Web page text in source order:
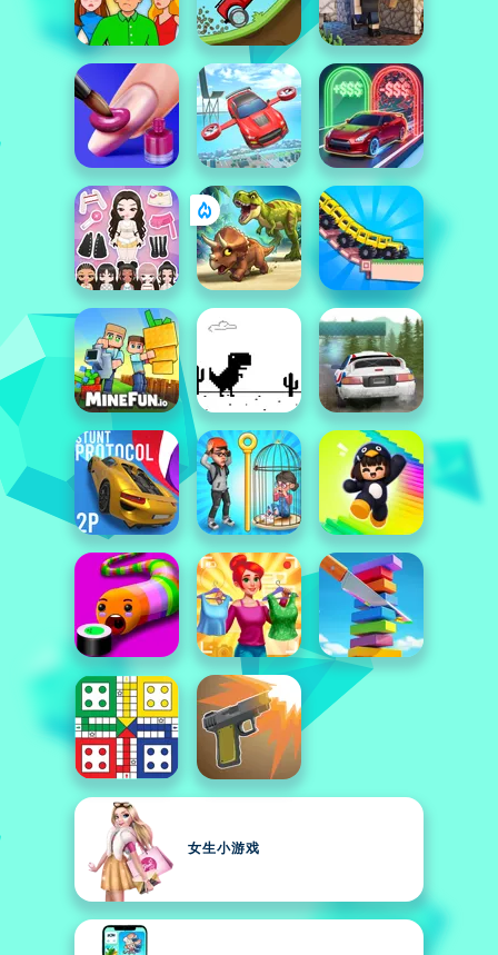
女生小游戏